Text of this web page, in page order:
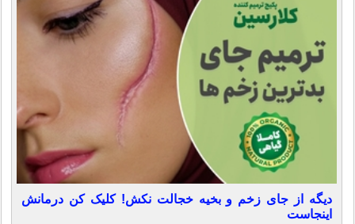
دیگه از جای زخم و بخیه خجالت نکش! کلیک کن درمانش
اینجاست